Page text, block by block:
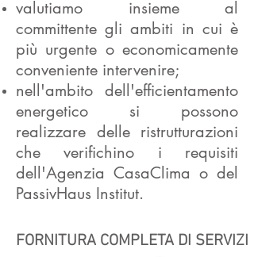
valutiamo insieme al
committente gli ambiti in cui è
più urgente o economicamente
conveniente intervenire;
nell'ambito dell'efficientamento
energetico si possono
realizzare delle ristrutturazioni
che verifichino i requisiti
dell'Agenzia CasaClima o del
PassivHaus Institut.
FORNITURA COMPLETA DI SERVIZI